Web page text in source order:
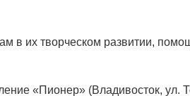
в их творческом развитии,
«Пионер» (Владивосток, ул.